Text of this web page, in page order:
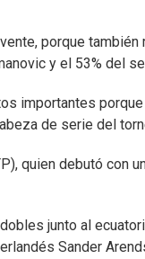
porque también
y el 53% del
importantes
de serie del
quien debutó con
junto al
Sander